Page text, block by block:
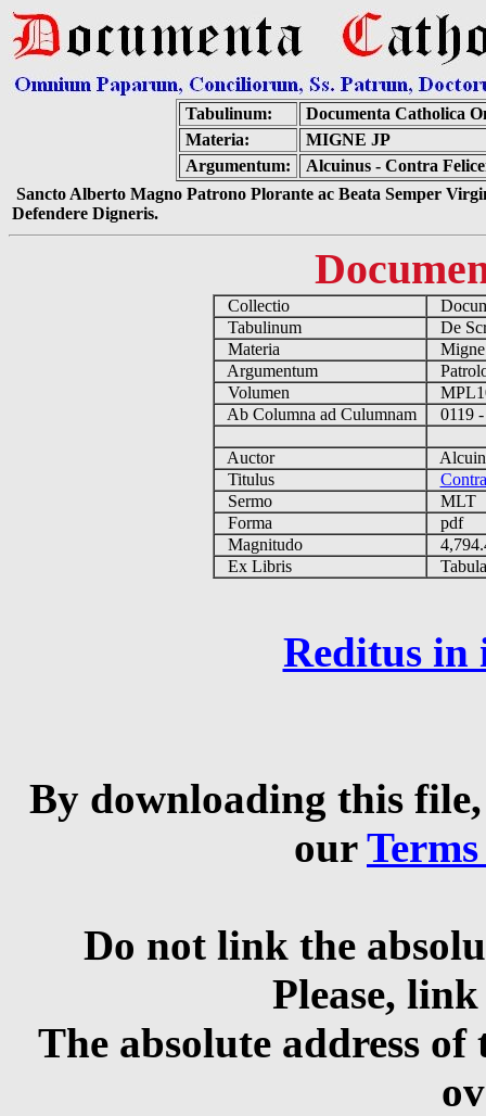
Tabulinum:
Documenta Catholica
Materia:
MIGNE JP
Argumentum:
Alcuinus - Contra
Sancto Alberto Magno Patrono Plorante ac Beata Semper
Defendere Digneris.
Collectio
Tabulinum
De
Materia
Argumentum
Volumen
Ab Columna ad Culumnam
0119
Auctor
Titulus
Sermo
MLT
Forma
pdf
Magnitudo
Ex Libris
Reditus in
By downloading this
our
Do not link the
Please,
The absolute address